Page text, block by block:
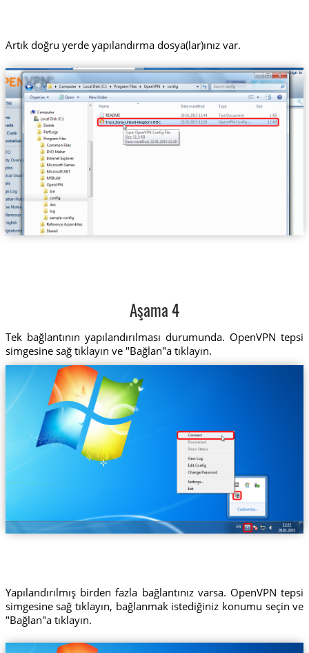
Artık doğru yerde yapılandırma dosya(lar)ınız var.
Trust.Zone-United-Kingdom-BBC
Aşama 4
Tek bağlantının yapılandırılması durumunda. OpenVPN tepsi
simgesine sağ tıklayın ve "Bağlan"a tıklayın.
Yapılandırılmış birden fazla bağlantınız varsa. OpenVPN tepsi
simgesine sağ tıklayın, bağlanmak istediğiniz konumu seçin ve
"Bağlan"a tıklayın.